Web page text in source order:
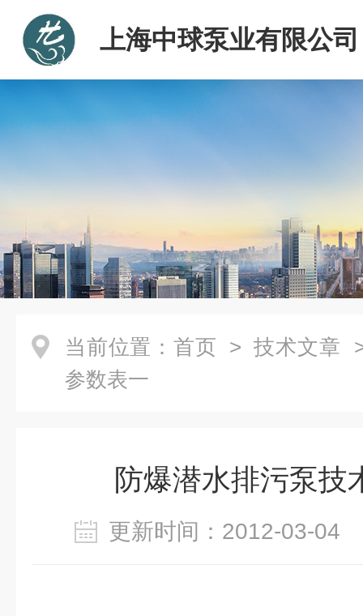
上海中球泵业有限公司
当前位置： 首页 > 技术文章
参数表一
防爆潜水排污泵技
更新时间：2012-03-